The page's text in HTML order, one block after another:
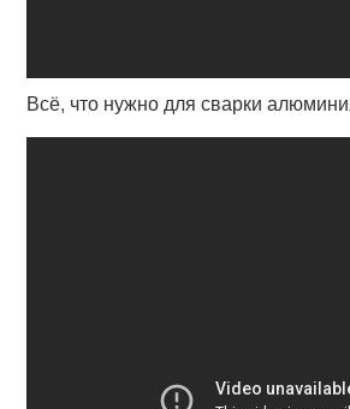
Всё, что нужно для сварки